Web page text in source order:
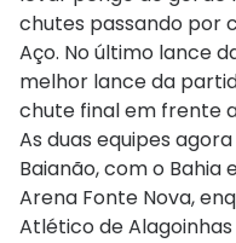
chutes passando por
Aço. No último lance
melhor lance da
chute final em frente
As duas equipes
Baianão, com o
Arena Fonte Nova,
Atlético de